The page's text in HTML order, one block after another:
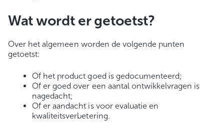
Wat wordt er getoetst?
Over het algemeen worden de volgende punten
getoetst:
Of het product goed is gedocumenteerd;
Of er goed over een aantal ontwikkelvragen is
nagedacht;
Of er aandacht is voor evaluatie en
kwaliteitsverbetering.